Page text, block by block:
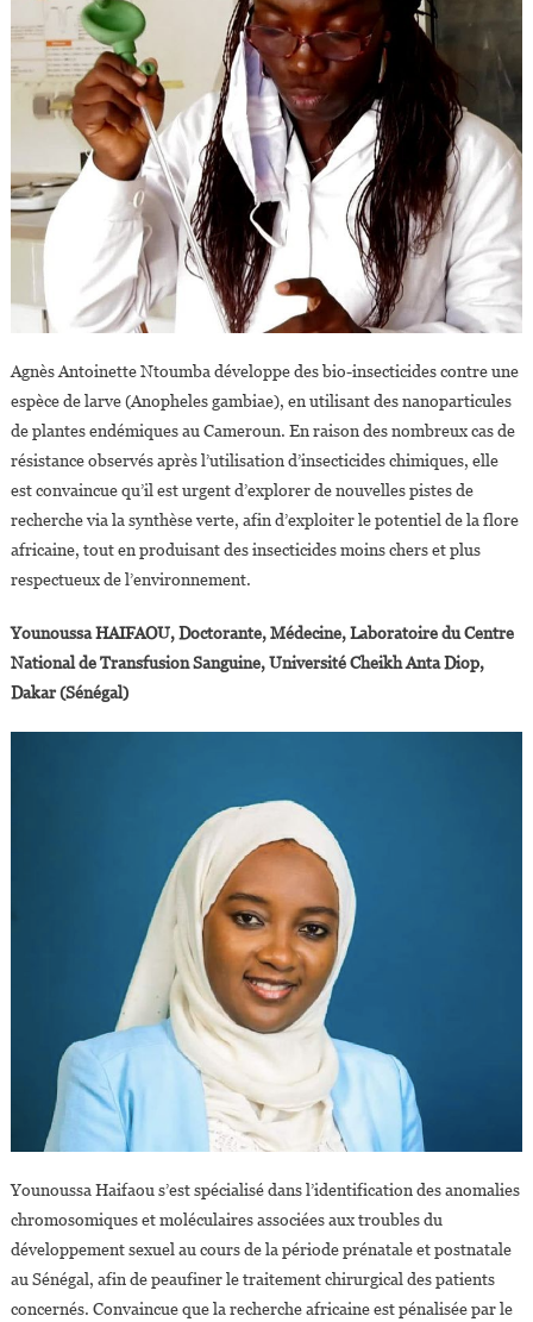
Agnès Antoinette Ntoumba développe des bio-insecticides contre une
espèce de larve (Anopheles gambiae), en utilisant des nanoparticules
de plantes endémiques au Cameroun. En raison des nombreux cas de
résistance observés après l’utilisation d’insecticides chimiques, elle
est convaincue qu’il est urgent d’explorer de nouvelles pistes de
recherche via la synthèse verte, afin d’exploiter le potentiel de la flore
africaine, tout en produisant des insecticides moins chers et plus
respectueux de l’environnement.
Younoussa HAIFAOU, Doctorante, Médecine, Laboratoire du Centre
National de Transfusion Sanguine, Université Cheikh Anta Diop,
Dakar (Sénégal)
Younoussa Haifaou s’est spécialisé dans l’identification des anomalies
chromosomiques et moléculaires associées aux troubles du
développement sexuel au cours de la période prénatale et postnatale
au Sénégal, afin de peaufiner le traitement chirurgical des patients
concernés. Convaincue que la recherche africaine est pénalisée par le